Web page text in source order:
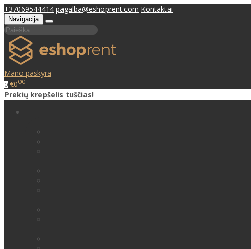
+37069544414 pagalba@eshoprent.com Kontaktai
Navigacija
Mano paskyra
0 €000
Prekių krepšelis tuščias!